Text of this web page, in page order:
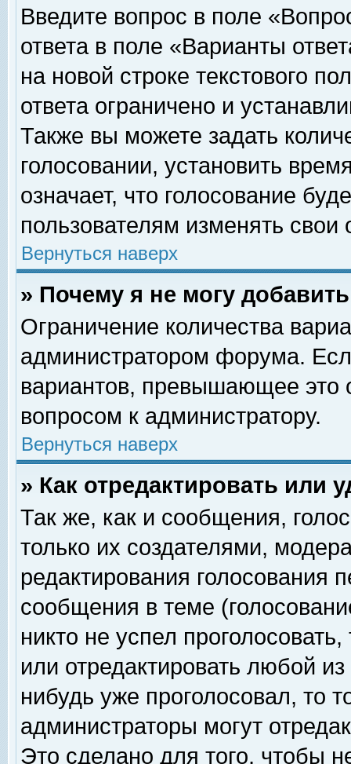
Введите вопрос в поле
ответа в поле «Варианты
на новой строке текстового
ответа ограничено и
Также вы можете задать
голосовании, установить
означает, что голосование
пользователям изменять свои
Вернуться наверх
» Почему я не могу
Ограничение количества
администратором форума.
вариантов, превышающее это
вопросом к администратору.
Вернуться наверх
» Как отредактировать или
Так же, как и сообщения,
только их создателями,
редактирования голосования
сообщения в теме
никто не успел
или отредактировать любой
нибудь уже проголосовал, то
администраторы могут
Это сделано для того, чтобы